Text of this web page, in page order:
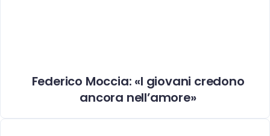
Federico Moccia: «I giovani credono
ancora nell’amore»